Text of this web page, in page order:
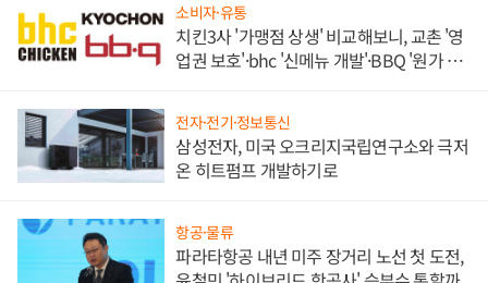
소비자·유통
치킨3사 '가맹점 상생' 비교해보니, 교촌 '영
업권 보호'·bhc '신메뉴 개발'·BBQ '원가 부
전자·전기·정보통신
삼성전자, 미국 오크리지국립연구소와 극저
온 히트펌프 개발하기로
항공·물류
파라타항공 내년 미주 장거리 노선 첫 도전,